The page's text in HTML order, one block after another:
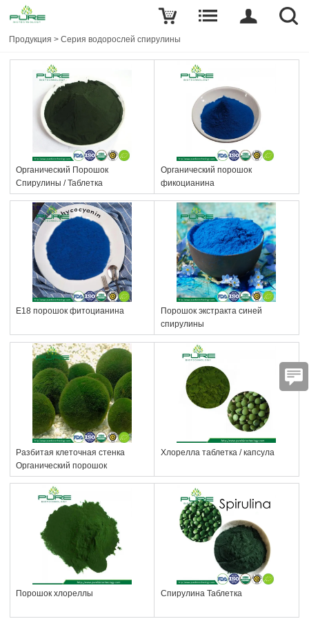
Продукция >Серия водорослей спирулины
Органический Порошок
Спирулины / Таблетка
Органический порошок
фикоцианина
Е18 порошок фитоцианина
Порошок экстракта синей
спирулины
Разбитая клеточная стенка
Органический порошок
хлореллы
Хлорелла таблетка / капсула
Порошок хлореллы Спирулина Таблетка